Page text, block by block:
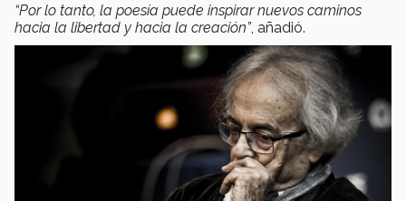
“Por lo tanto, la poesía puede inspirar nuevos caminos
hacia la libertad y hacia la creación”, añadió.